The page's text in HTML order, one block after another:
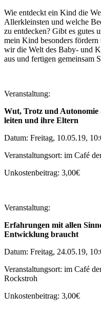
Wie entdeckt ein Kind die
Allerkleinsten und welche
zu entdecken? Gibt es gutes
mein Kind besonders fördern
wir die Welt des Baby- und
aus und fertigen gemeinsam
Veranstaltung:
Wut, Trotz und Autonomie
leiten und ihre Eltern
Datum: Freitag, 10.05.19,
Veranstaltungsort: im Café
Unkostenbeitrag: 3,00€
Veranstaltung:
Erfahrungen mit allen
Entwicklung braucht
Datum: Freitag, 24.05.19,
Veranstaltungsort: im Café
Rockstroh
Unkostenbeitrag: 3,00€